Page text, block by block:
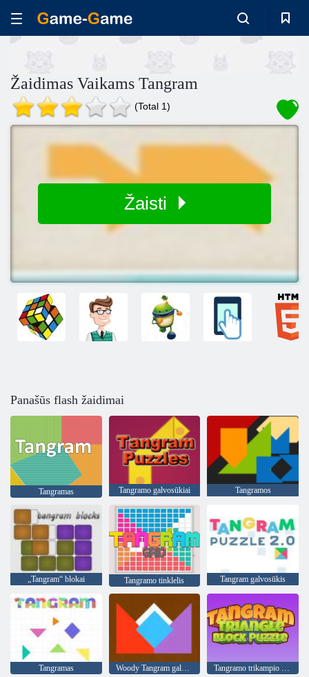
Žaidimas Vaikams Tangram
(Total 1)
Žaisti
Panašūs flash žaidimai
Tangramas Tangramo galvosūkiai Tangramos
„Tangram“ blokai Tangramo tinklelis Tangram galvosūkis
Tangramas Woody Tangram galvosūkis Tangramo trikampio bloko galvosūkis